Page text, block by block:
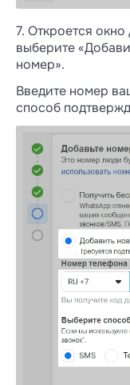
7. Откроется
выберите
номер».
Введите номер
способ